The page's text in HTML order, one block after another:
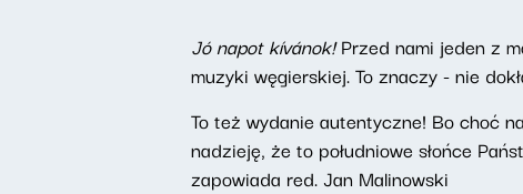
Jó napot kívánok!Przed nami jeden z
muzyki węgierskiej. To znaczy - nie
To też wydanie autentyczne! Bo choć
nadzieję, że to południowe słońce
zapowiada red. Jan Malinowski